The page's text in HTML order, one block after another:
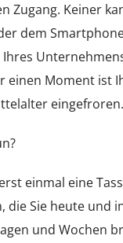
Zugang. Keiner
dem
einen Moment ist
eingefroren.
einmal eine
die Sie heute und
und Wochen